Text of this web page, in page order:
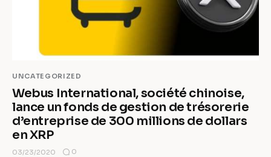
UNCATEGORIZED
Webus International, société chinoise,
lance un fonds de gestion de trésorerie
d’entreprise de 300 millions de dollars
en XRP
03/23/2020 0